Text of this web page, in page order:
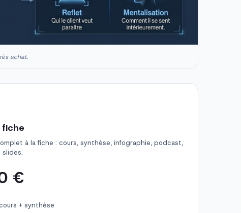
achat.
à la fiche : cours, synthèse, infographie, podcast,
€
+ synthèse